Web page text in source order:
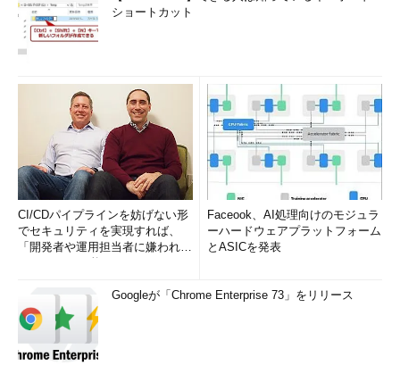
ショートカット
CI/CDパイプラインを妨げない形
でセキュリティを実現すれば、
「開発者や運用担当者に嫌われな
Faceook、AI処理向けのモジュラ
ーハードウェアプラットフォーム
とASICを発表
Googleが「Chrome Enterprise 73」をリリース